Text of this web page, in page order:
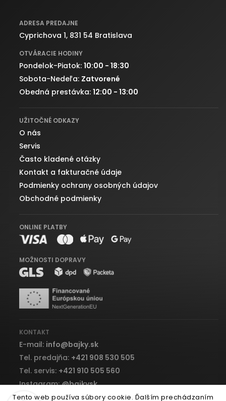
Tento web používa súbory cookie. Ďalším prechádzaním
ADRESA PREDAJNE
Cyprichova 1, 831 54 Bratislava
OTVÁRACIE HODINY
Pondelok-Piatok: 10:00 - 18:30
Sobota-Nedeľa: Zatvorené
Obedná prestávka: 12:00 - 13:00
UŽITOČNÉ ODKAZY
O nás
Servis
Často kladené otázky
Kontakt a fakturačné údaje
Podmienky ochrany osobných údajov
Obchodné podmienky
ONLINE PLATBY
MOŽNOSTI DOPRAVY
KONTAKT
E-mail: info@bajky.sk
Tel. predajňa: +421 908 530 505
Tel. servis: +421 910 505 560
Instagram:@bajkysk
Facebook:bajky.sk